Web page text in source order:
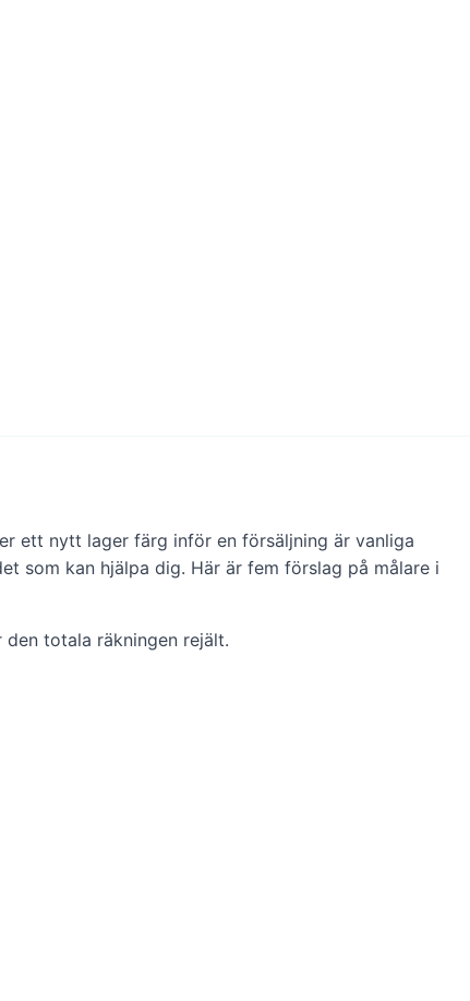
ett nytt lager färg inför en försäljning är vanliga
som kan hjälpa dig. Här är fem förslag på målare i
totala räkningen rejält.